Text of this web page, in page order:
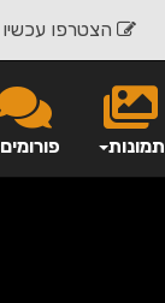
הצטרפו עכשיו
פורומים תמונות